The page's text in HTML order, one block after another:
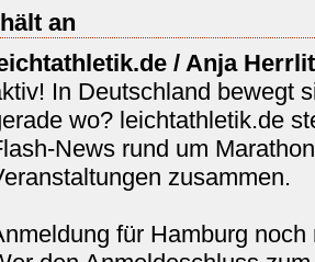
an
/ Anja
In Deutschland bewegt
wo? leichtathletik.de
News rund um
zusammen.
für Hamburg noch